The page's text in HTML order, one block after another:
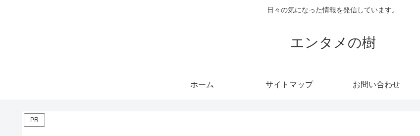
日々の気になった情報を発信しています。
エンタメの樹
ホーム サイトマップ お問い合わせ
PR